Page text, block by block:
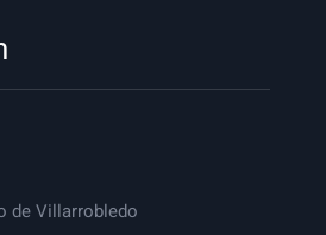
de Villarrobledo